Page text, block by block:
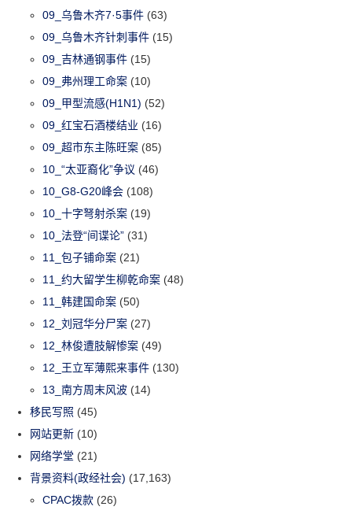
09_乌鲁木齐7·5事件 (63)
09_乌鲁木齐针刺事件 (15)
09_吉林通钢事件 (15)
09_弗州理工命案 (10)
09_甲型流感(H1N1) (52)
09_红宝石酒楼结业 (16)
09_超市东主陈旺案 (85)
10_“太亚裔化”争议 (46)
10_G8-G20峰会 (108)
10_十字弩射杀案 (19)
10_法登“间谍论” (31)
11_包子铺命案 (21)
11_约大留学生柳乾命案 (48)
11_韩建国命案 (50)
12_刘冠华分尸案 (27)
12_林俊遭肢解惨案 (49)
12_王立军薄熙来事件 (130)
13_南方周末风波 (14)
移民写照 (45)
网站更新 (10)
网络学堂 (21)
背景资料(政经社会) (17,163)
CPAC拨款 (26)